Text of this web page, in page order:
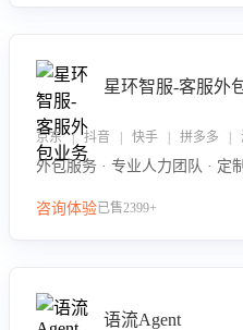
星环智服-客服外
外包服务 · 专业人力团队 · 定
咨询体验已售2399+
语流Agent